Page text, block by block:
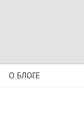
О БЛОГЕ